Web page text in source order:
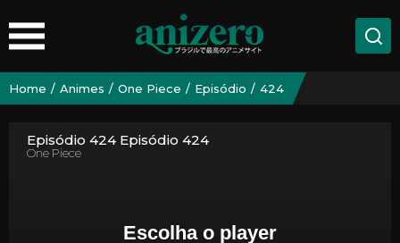
Home Animes One Piece Episódio 424
Episódio 424 Episódio 424
One Piece